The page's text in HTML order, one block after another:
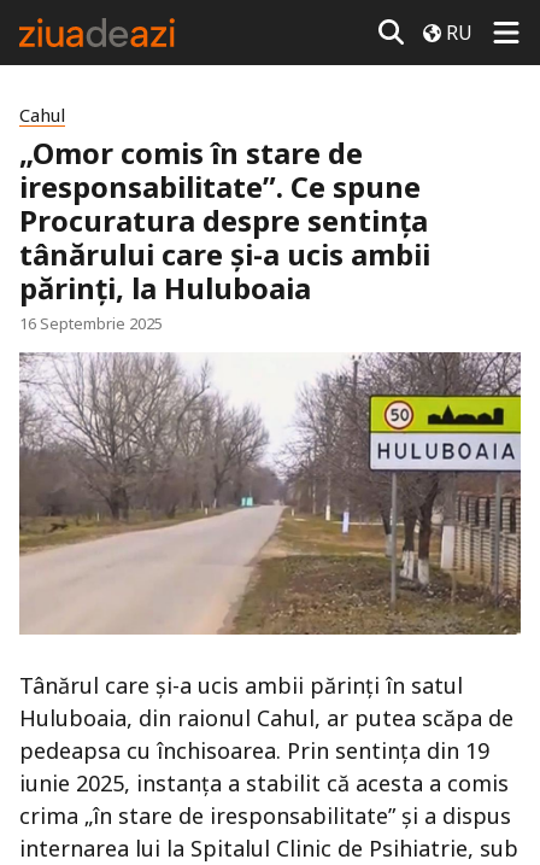
RU
Cahul
„Omor comis în stare de
iresponsabilitate”. Ce spune
Procuratura despre sentința
tânărului care și-a ucis ambii
părinți, la Huluboaia
16 Septembrie 2025
Tânărul care și-a ucis ambii părinți în satul
Huluboaia, din raionul Cahul, ar putea scăpa de
pedeapsa cu închisoarea. Prin sentința din 19
iunie 2025, instanța a stabilit că acesta a comis
crima „în stare de iresponsabilitate” și a dispus
internarea lui la Spitalul Clinic de Psihiatrie, sub